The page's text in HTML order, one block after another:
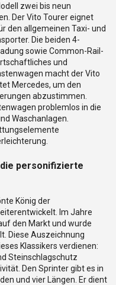
zwei bis neun
Der Vito Tourer eignet
den allgemeinen Taxi- und
Die beiden 4-
sowie Common-Rail-
und
macht der Vito
Mercedes, um den
abzustimmen.
problemlos in die
Waschanlagen.
personifizierte
König der
Im Jahre
den Markt und wurde
Diese Auszeichnung
Klassikers verdienen:
Steinschlagschutz
Den Sprinter gibt es in
und vier Längen. Er dient